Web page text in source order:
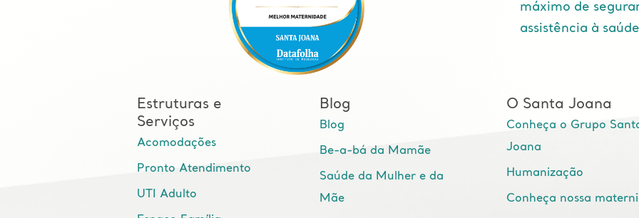
máximo de
assistência à saúde
Estruturas e
Serviços
Acomodações
Pronto Atendimento
UTI Adulto
Blog
Blog
Be-a-bá da Mamãe
Saúde da Mulher e da
Mãe
O Santa Joana
Conheça o Grupo
Joana
Humanização
Conheça nossa